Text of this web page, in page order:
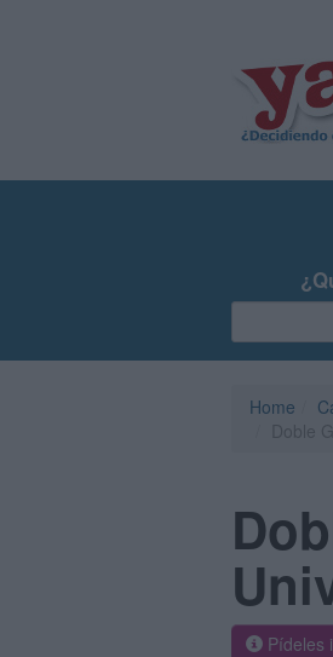
Home
Pídeles